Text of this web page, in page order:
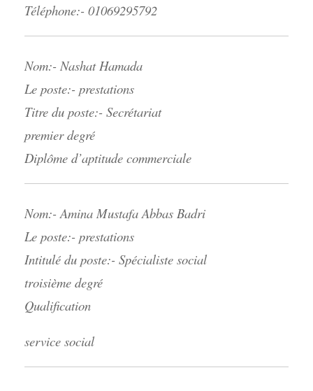
Téléphone:- 01069295792
Nom:- Nashat Hamada
Le poste:- prestations
Titre du poste:- Secrétariat
premier degré
Diplôme d’aptitude commerciale
Nom:- Amina Mustafa Abbas Badri
Le poste:- prestations
Intitulé du poste:- Spécialiste social
troisième degré
Qualification
service social